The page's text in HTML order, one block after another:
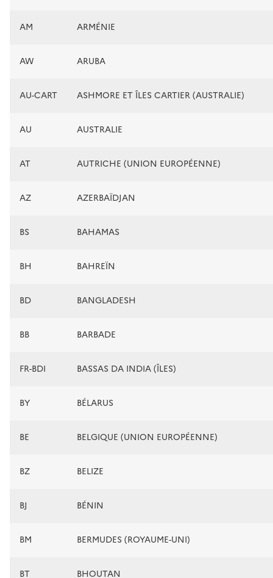
AM ARMÉNIE
AW ARUBA
AU-CART ASHMORE ET ÎLES CARTIER (AUSTRALIE)
AU AUSTRALIE
AT AUTRICHE (UNION EUROPÉENNE)
AZ AZERBAÏDJAN
BS BAHAMAS
BH BAHREÏN
BD BANGLADESH
BB BARBADE
FR-BDI BASSAS DA INDIA (ÎLES)
BY BÉLARUS
BE BELGIQUE (UNION EUROPÉENNE)
BZ BELIZE
BJ BÉNIN
BM BERMUDES (ROYAUME-UNI)
BT BHOUTAN